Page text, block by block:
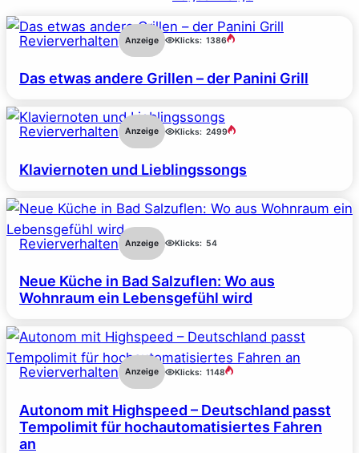
Revierverhalten Anzeige Klicks: 1386
Das etwas andere Grillen – der Panini Grill
Revierverhalten Anzeige Klicks: 2499
Klaviernoten und Lieblingssongs
Revierverhalten Anzeige Klicks: 54
Neue Küche in Bad Salzuflen: Wo aus
Wohnraum ein Lebensgefühl wird
Revierverhalten Anzeige Klicks: 1148
Autonom mit Highspeed – Deutschland passt
Tempolimit für hochautomatisiertes Fahren
an